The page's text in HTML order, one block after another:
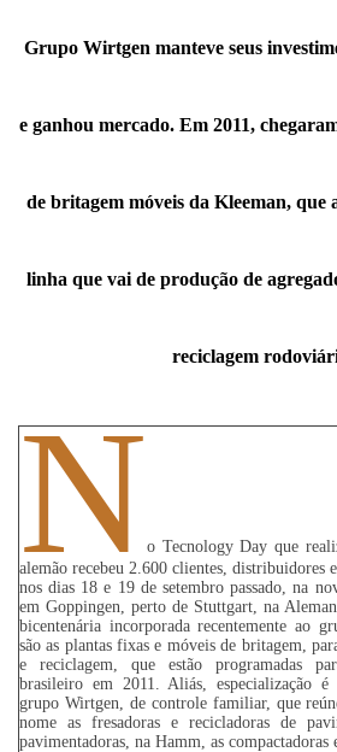
Grupo Wirtgen manteve seus
e ganhou mercado. Em 2011,
de britagem móveis da Kleeman, que
linha que vai de produção de
reciclagem
No Tecnology Day que
alemão recebeu 2.600 clientes, distribuidores
nos dias 18 e 19 de setembro passado, na
em Goppingen, perto de Stuttgart, na
bicentenária incorporada recentemente ao
são as plantas fixas e móveis de britagem,
e reciclagem, que estão programadas
brasileiro em 2011. Aliás, especialização
grupo Wirtgen, de controle familiar, que
nome as fresadoras e recicladoras de
pavimentadoras, na Hamm, as compactadoras